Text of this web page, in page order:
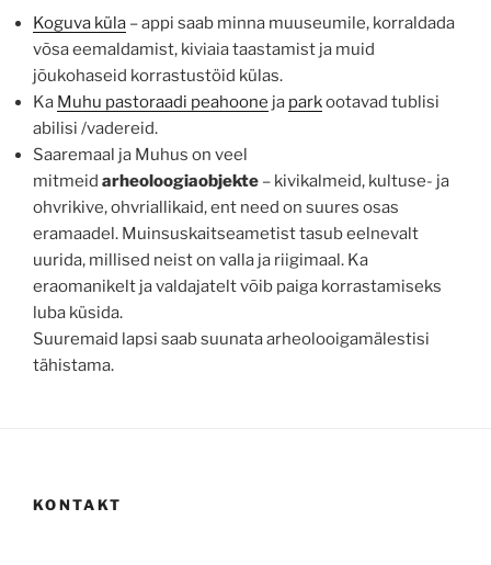
Koguva küla – appi saab minna muuseumile, korraldada
võsa eemaldamist, kiviaia taastamist ja muid
jõukohaseid korrastustöid külas.
Ka Muhu pastoraadi peahoone ja parkootavad tublisi
abilisi /vadereid.
Saaremaal ja Muhus on veel
mitmeid arheoloogiaobjekte – kivikalmeid, kultuse- ja
ohvrikive, ohvriallikaid, ent need on suures osas
eramaadel. Muinsuskaitseametist tasub eelnevalt
uurida, millised neist on valla ja riigimaal. Ka
eraomanikelt ja valdajatelt võib paiga korrastamiseks
luba küsida.
Suuremaid lapsi saab suunata arheolooigamälestisi
tähistama.
KONTAKT